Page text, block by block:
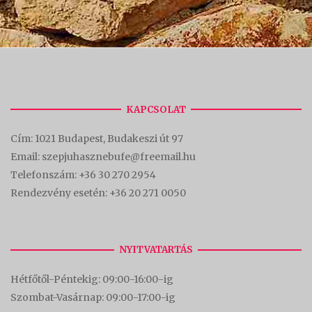
KAPCSOLAT
Cím: 1021 Budapest, Budakeszi út 97
Email: szepjuhasznebufe@freemail.hu
Telefonszám: +36 30 270 2954
Rendezvény esetén: +36 20 271 0050
NYITVATARTÁS
Hétfőtől-Péntekig: 09:00-16:00-ig
Szombat-Vasárnap: 09:00-17:00-ig